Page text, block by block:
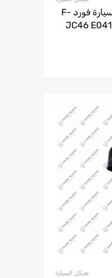
حاجب الشمس الخارجي لسيارة فورد F-
هيكل السيارة